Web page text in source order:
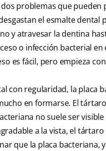
problemas que
el esmalte
y atravesar la dentina
o infección bacterial
es fácil, pero empieza
con regularidad, la placa
en formarse. El
no suele ser
a la vista, el
que la placa bacteriana,